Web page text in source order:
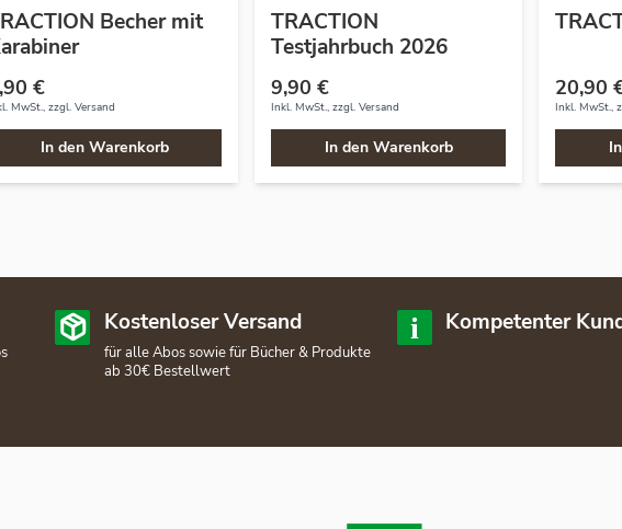
Becher mit
€
MwSt., zzgl. Versand
In den Warenkorb
TRACTION
Testjahrbuch 2026
9,90 €
Inkl. MwSt., zzgl. Versand
In den Warenkorb
20,90
Inkl. MwSt.,
Kostenloser Versand
für alle Abos sowie für Bücher & Produkte
ab 30€ Bestellwert
Kompetenter